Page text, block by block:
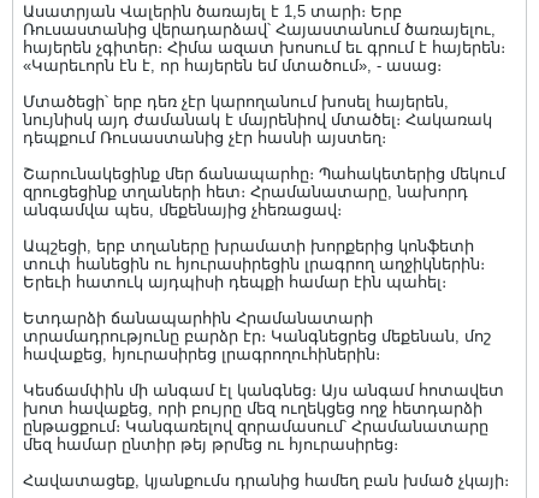
Ասատրյան Վալերին ծառայել է 1,5 տարի։ Երբ
Ռուսաստանից վերադարձավ՝ Հայաստանում ծառայելու,
հայերեն չգիտեր։ Հիմա ազատ խոսում եւ գրում է հայերեն։
«Կարեւորն էն է, որ հայերեն եմ մտածում», - ասաց։
Մտածեցի՝ երբ դեռ չէր կարողանում խոսել հայերեն,
նույնիսկ այդ ժամանակ է մայրենիով մտածել։ Հակառակ
դեպքում Ռուսաստանից չէր հասնի այստեղ։
Շարունակեցինք մեր ճանապարհը։ Պահակետերից մեկում
զրուցեցինք տղաների հետ։ Հրամանատարը, նախորդ
անգամվա պես, մեքենայից չհեռացավ։
Ապշեցի, երբ տղաները խրամատի խորքերից կոնֆետի
տուփ հանեցին ու հյուրասիրեցին լրագրող աղջիկներին։
Երեւի հատուկ այդպիսի դեպքի համար էին պահել։
Ետդարձի ճանապարհին Հրամանատարի
տրամադրությունը բարձր էր։ Կանգնեցրեց մեքենան, մոշ
հավաքեց, հյուրասիրեց լրագրողուհիներին։
Կեսճամփին մի անգամ էլ կանգնեց։ Այս անգամ հոտավետ
խոտ հավաքեց, որի բույրը մեզ ուղեկցեց ողջ հետդարձի
ընթացքում։ Կանգառելով զորամասում՝ Հրամանատարը
մեզ համար ընտիր թեյ թրմեց ու հյուրասիրեց։
Հավատացեք, կյանքումս դրանից համեղ բան խմած չկայի։